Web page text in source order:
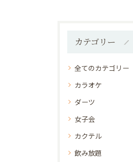
カテゴリー
全てのカテゴリー
カラオケ
ダーツ
女子会
カクテル
飲み放題